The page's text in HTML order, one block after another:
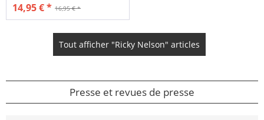
16,95 € *
14,95 € *
Tout afficher "Ricky Nelson" articles
Presse et revues de presse